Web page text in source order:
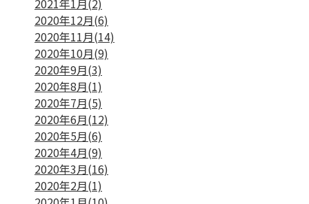
2021年1月(2)
2020年12月(6)
2020年11月(14)
2020年10月(9)
2020年9月(3)
2020年8月(1)
2020年7月(5)
2020年6月(12)
2020年5月(6)
2020年4月(9)
2020年3月(16)
2020年2月(1)